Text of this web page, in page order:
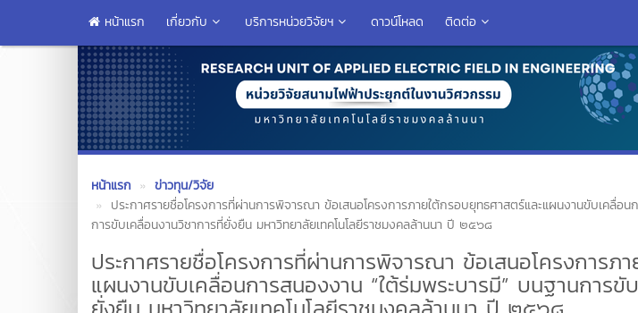
หน้าแรก เกี่ยวกับ บริการหน่วยวิจัยฯ ดาวน์โหลด ติดต่อ
หน้าแรก
ข่าวทุน/วิจัย
ประกาศรายชื่อโครงการที่ผ่านการพิจารณา ข้อเสนอโครงการภายใต้กรอบยุทธศาสตร์และแผนงานขับเคลื่อน
การขับเคลื่อนงานวิชาการที่ยั่งยืน มหาวิทยาลัยเทคโนโลยีราชมงคลล้านนา ปี ๒๕๖๘
ประกาศรายชื่อโครงการที่ผ่านการพิจารณา ข้อเสนอโครงการภ
แผนงานขับเคลื่อนการสนองงาน “ใต้ร่มพระบารมี” บนฐานการขั